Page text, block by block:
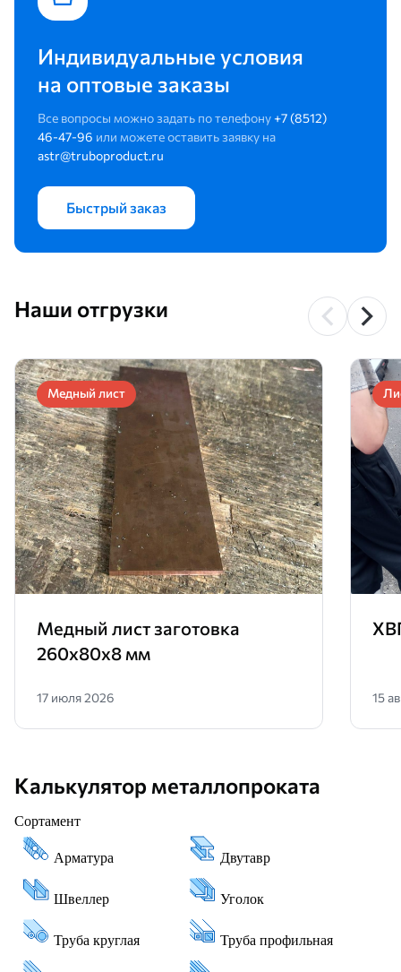
Индивидуальные условия
на оптовые заказы
Все вопросы можно задать по телефону +7 (8512)
46-47-96 или можете оставить заявку на
astr@truboproduct.ru
Быстрый заказ
Наши отгрузки
Медный лист
Медный лист заготовка
260х80х8 мм
17 июля 2026 15
Калькулятор металлопроката